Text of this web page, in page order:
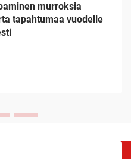
murroksia
tapahtumaa vuodelle